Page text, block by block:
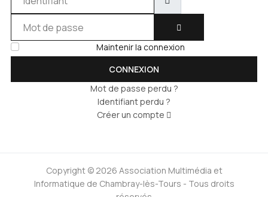
AFFICHER LE MOT DE
Maintenir la connexion
CONNEXION
Mot de passe perdu ?
Identifiant perdu ?
Créer un compte
Copyright © 2026 Association Multimédia et
Informatique de Chambray-lès-Tours - Tous droits